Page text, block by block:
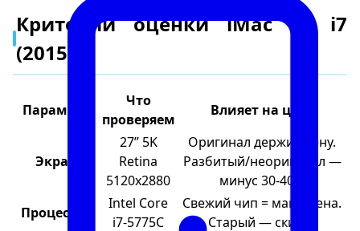
Критерии оценки iMac 27 i7
(2015)
Параметр
Что
проверяем
Влияет на цену
Экран
27” 5K
Retina
5120x2880
Оригинал держит цену.
Разбитый/неоригинал —
минус 30-40%
Процессор
Intel Core
i7-5775C
Свежий чип = макс. цена.
Старый — скидка